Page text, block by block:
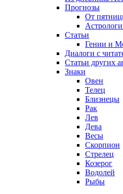
Прогнозы
От
Статьи
Гении и
Диалоги с
Статьи других
Знаки
Овен
Телец
Близнецы
Рак
Лев
Дева
Весы
Скорпион
Стрелец
Козерог
Водолей
Рыбы